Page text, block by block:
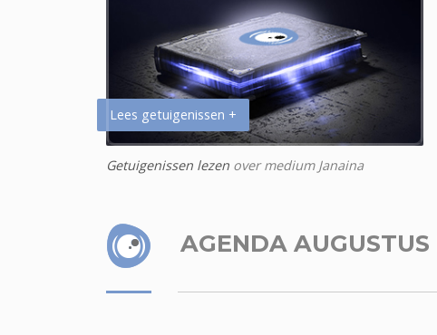
Lees getuigenissen +
Getuigenissen lezen over medium Janaina
AGENDA AUGUSTUS